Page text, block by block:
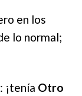
en los
lo normal;
¡tenía Otro